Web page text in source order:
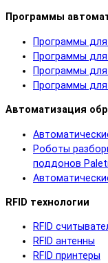
Программы
Программы
Программы
Программы
Программы
Автоматизация
Роботы
поддонов
RFID технологии
RFID
RFID антенны
RFID принтеры